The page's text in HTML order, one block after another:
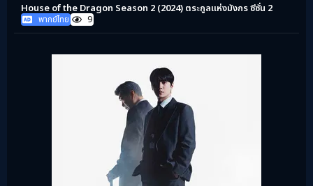
House of the Dragon Season 2 (2024) ตระกูลแห่งมังกร ซีซั่น 2
พากย์ไทย 9